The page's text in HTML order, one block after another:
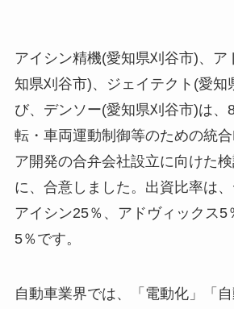
アイシン精機(愛知県刈谷市)、ア
知県刈谷市)、ジェイテクト(愛知
び、デンソー(愛知県刈谷市)は、
転・車両運動制御等のための統
ア開発の合弁会社設立に向けた
に、合意しました。出資比率は、
アイシン25％、アドヴィックス5
5％です。
自動車業界では、「電動化」「